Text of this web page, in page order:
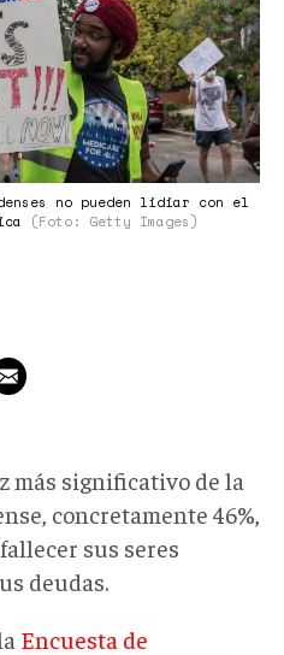
no pueden lidiar con el
(Foto: Getty Images)
más significativo de la
concretamente 46%,
sus seres
deudas.
Encuesta de